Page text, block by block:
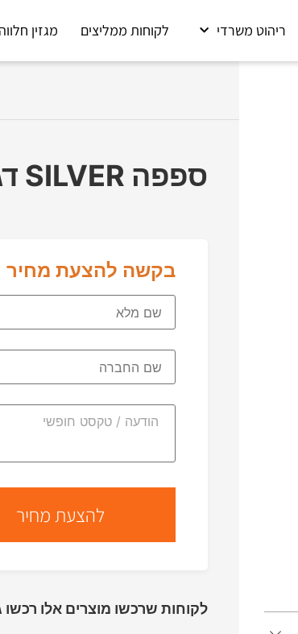
ריהוט משרדי לקוחות ממליצים מגזין חלווה
ספפה SILVER דגם ליבי
בקשה להצעת מחיר
לקוחות שרכשו מוצרים אלו רכשו